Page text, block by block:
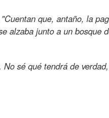
que, antaño, la
alzaba junto a un bosque
sé qué tendrá de